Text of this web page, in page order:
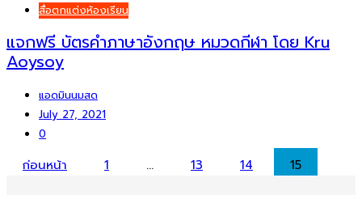
สื่อตกแต่งห้องเรียน
แจกฟรี บัตรคำภาษาอังกฤษ หมวดกีฬา โดย Kru
Aoysoy
แอดมินนมสด
July 27, 2021
0
Posts
ก่อนหน้า 1 … 13 14 15